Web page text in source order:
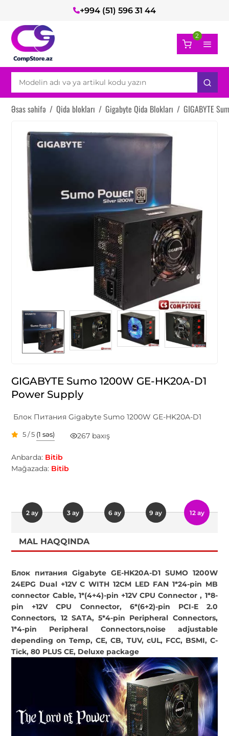
+994 (51) 596 31 44
2
Əsas səhifə / Qida blokları / Gigabyte Qida Blokları / GIGABYTE
GIGABYTE Sumo 1200W GE-HK20A-D1
Power Supply
Блок Питания Gigabyte Sumo 1200W GE-HK20A-D1
5 / 5 (1 səs) 267 baxış
Anbarda: Bitib
Mağazada: Bitib
2 ay 3 ay 6 ay 9 ay 12 ay
MAL HAQQINDA
Блок питания Gigabyte GE-HK20A-D1 SUMO 1200W
24EPG Dual +12V C WITH 12CM LED FAN 1*24-pin MB
connector Cable, 1*(4+4)-pin +12V CPU Connector , 1*8-
pin +12V CPU Connector, 6*(6+2)-pin PCI-E 2.0
Connectors, 12 SATA, 5*4-pin Peripheral Connectors,
1*4-pin Peripheral Connectors,noise adjustable
depending on Temp, CE, CB, TUV, cUL, FCC, BSMI, C-
Tick, 80 PLUS CE, Deluxe package